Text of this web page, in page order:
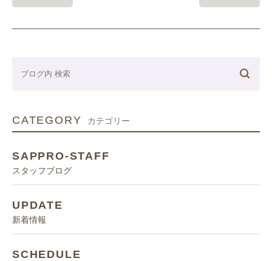
CATEGORY カテゴリー
SAPPRO-STAFF
スタッフブログ
UPDATE
新着情報
SCHEDULE